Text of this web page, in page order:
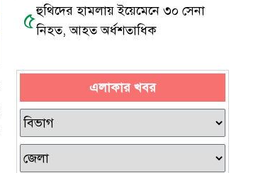
৫হুথিদের হামলায় ইয়েমেনে ৩০ সেনা
নিহত, আহত অর্ধশতাধিক
এলাকার খবর